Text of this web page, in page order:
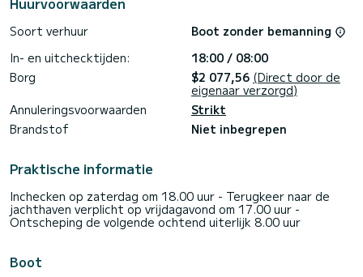
Soort verhuur
Boot zonder bemanning
In- en uitchecktijden:
18:00 / 08:00
Borg
$2 077,56 (Direct door de
eigenaar verzorgd)
Annuleringsvoorwaarden
Strikt
Brandstof
Niet inbegrepen
Praktische informatie
Inchecken op zaterdag om 18.00 uur - Terugkeer naar de
jachthaven verplicht op vrijdagavond om 17.00 uur -
Ontscheping de volgende ochtend uiterlijk 8.00 uur
Boot